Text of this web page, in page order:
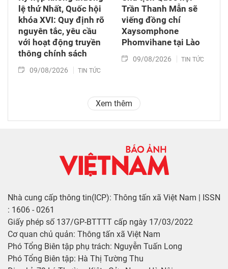
lệ thứ Nhất, Quốc hội
khóa XVI: Quy định rõ
nguyên tắc, yêu cầu
với hoạt động truyền
thông chính sách
09/08/2026 TIN TỨC
Trần Thanh Mẫn sẽ
viếng đồng chí
Xaysomphone
Phomvihane tại Lào
09/08/2026 TIN TỨC
Xem thêm
Nhà cung cấp thông tin(ICP): Thông tấn xã Việt Nam | ISSN
: 1606 - 0261
Giấy phép số 137/GP-BTTTT cấp ngày 17/03/2022
Cơ quan chủ quản: Thông tấn xã Việt Nam
Phó Tổng Biên tập phụ trách: Nguyễn Tuấn Long
Phó Tổng Biên tập: Hà Thị Tường Thu